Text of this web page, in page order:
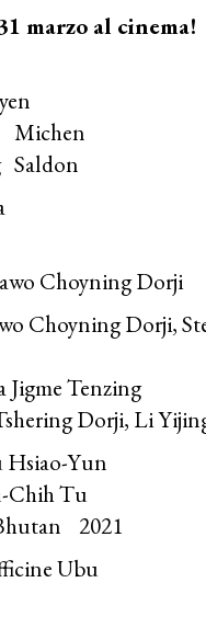
marzo al cinema!
Michen
Saldon
Choyning Dorji
Dorji,
Tenzing
Dorji, Li
Yun
Tu
2021
Ubu